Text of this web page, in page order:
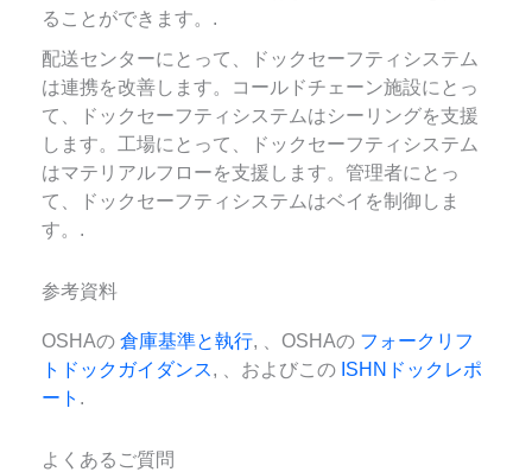
ることができます。.
配送センターにとって、ドックセーフティシステム
は連携を改善します。コールドチェーン施設にとっ
て、ドックセーフティシステムはシーリングを支援
します。工場にとって、ドックセーフティシステム
はマテリアルフローを支援します。管理者にとっ
て、ドックセーフティシステムはベイを制御しま
す。.
参考資料
OSHAの 倉庫基準と執行, 、OSHAの フォークリフ
トドックガイダンス, 、およびこの ISHNドックレポ
ート .
よくあるご質問